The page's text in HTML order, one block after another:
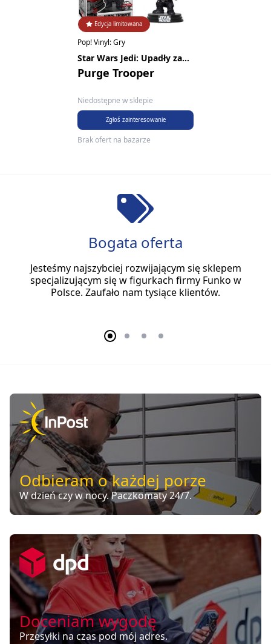
Edycja limitowana
Pop! Vinyl: Gry
Star Wars Jedi: Upadły zakon
Purge Trooper
Niedostępne w sklepie
Zgłoś zainteresowanie
Brak ofert na bazarze
Bogata oferta
Jesteśmy najszybciej rozwijającym się sklepem
specjalizującym się w figurkach firmy Funko w
Polsce. Zaufało nam tysiące klientów.
Odbieram o każdej porze
W dzień czy w nocy. Paczkomaty 24/7.
Doceniam wygodę
Przesyłki na czas pod mój adres.